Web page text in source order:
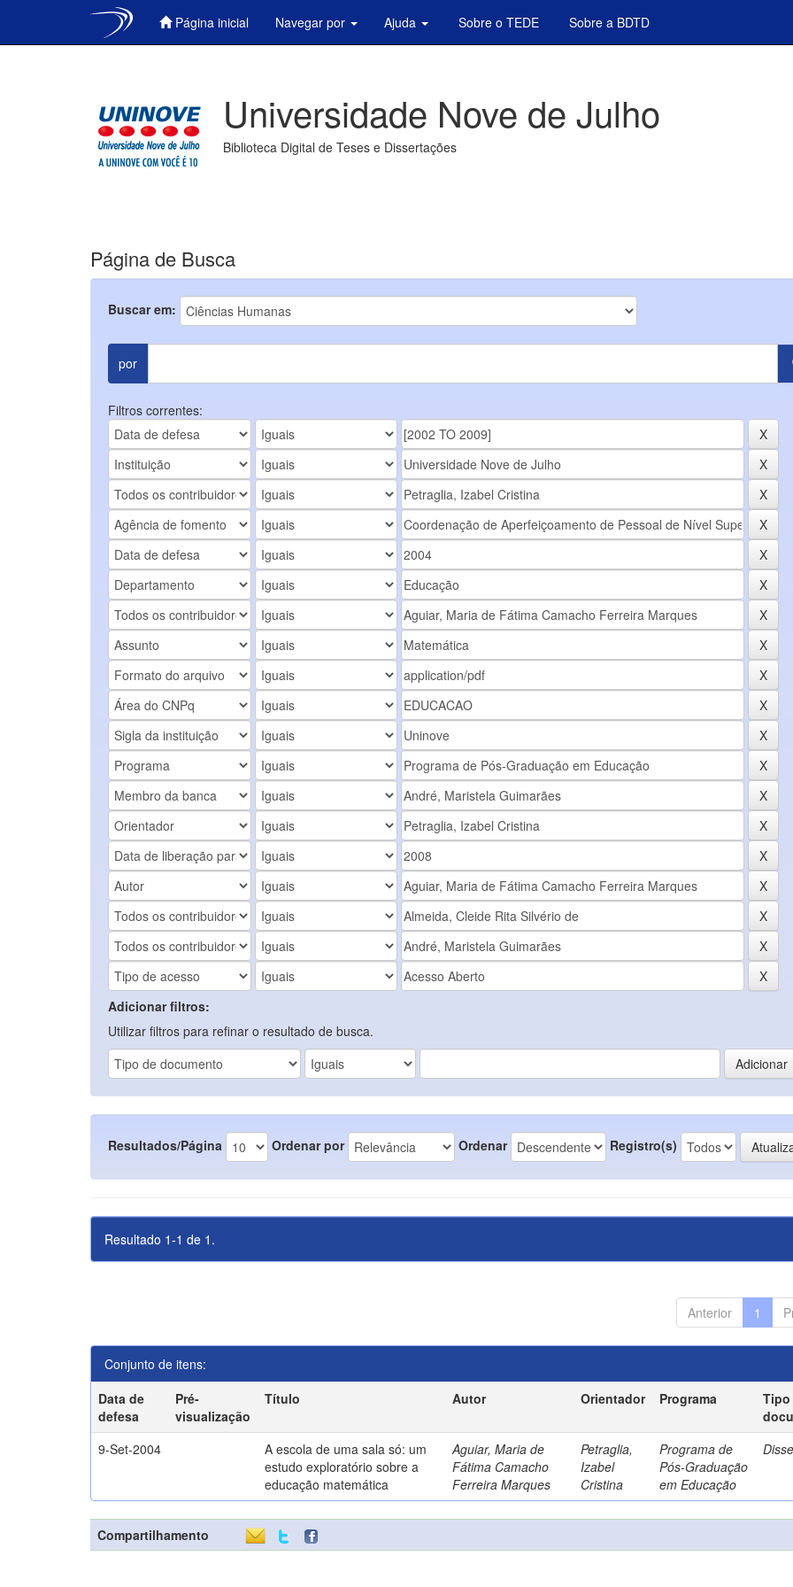
Página inicial Navegar por Ajuda Sobre o TEDE Sobre a BDTD
Universidade Nove de Julho
Biblioteca Digital de Teses e Dissertações
Página de Busca
Buscar em:
por
Filtros correntes:
Adicionar filtros:
Utilizar filtros para refinar o resultado de busca.
Resultados/Página Ordenar por Ordenar Registro(s)
Resultado 1-1 de 1.
Anterior 1
Conjunto de itens:
Data de
defesa
Pré-
visualização
Título Autor Orientador Programa
Tipo
9-Set-2004
A escola de uma sala só: um
estudo exploratório sobre a
educação matemática
Aguiar, Maria de
Fátima Camacho
Ferreira Marques
Petraglia,
Izabel
Cristina
Programa de
Pós-Graduação
em Educação
Compartilhamento